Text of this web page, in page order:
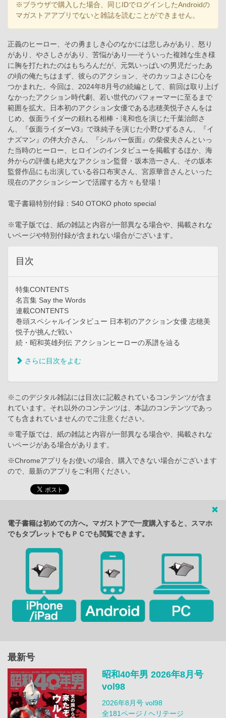
※ブラウザで購入した場合、同じIDでログインしたAndroidの
マガストアアプリでないと雑誌を読むことができません。
正義のヒーロー、その勇ましき心のなかには悲しみがあり、怒り
があり、やさしさがあり、苦悩があり──そういった複雑な生き様
に胸を打たれたのはもちろんだが、元気いっぱいの男児だったあ
の頃の俺たちはまず、彼らのアクション、そのカッコよさに心を
つかまれた。今回は、2024年8月号の続編として、前回は取り上げ
なかったアクション時代劇、若い世代のパフォーマーに至るまで
範囲を拡大。日本初のアクション女優である志穂美悦子さんをは
じめ、仮面ライダーの頼れる相棒・滝和也を演じた千葉治郎さ
ん、『仮面ライダーV3』で珠純子を演じた小野ひずるさん、『イ
ナズマン』の伴大介さん、『シルバー仮面』の柴俊夫さんといっ
た当時のヒーロー、ヒロインのインタビューを掲載するほか、海
外からの評価も絶大なアクション監督・坂本浩一さん、その坂本
監督作品にも出演している谷口布実さん、宮原華音さんといった
現在のアクションシーンで活躍する方々も登場！
電子書籍特別付録：S40 OTOKO photo special
※電子版では、紙の雑誌と内容が一部異なる場合や、掲載されな
いページや特別付録が含まれない場合がございます。
目次
特集CONTENTS
名言集 Say the Words
連載CONTENTS
巻頭スペシャルインタビュー 日本初のアクション女優 志穂美
悦子が挑んだ戦い
続・昭和英雄列伝 アクションヒーローの系譜を辿る
さらに目次をよむ
※このデジタル雑誌には目次に記載されているコンテンツが含ま
れています。それ以外のコンテンツは、本誌のコンテンツであっ
ても含まれていませんのでご注意ください。
※電子版では、紙の雑誌と内容が一部異なる場合や、掲載されな
いページがある場合があります。
※Chromeアプリをお使いの場合、購入できない場合がございます
ので、最新のアプリをご利用ください。
電子書籍は初めての方へ。マガストアで一度購入すると、スマホ
でもタブレットでもＰＣでも閲覧できます。
最新号
昭和40年男 2026年8月号
vol98
2026年8月号 vol98
全181ページ / ヘリテージ